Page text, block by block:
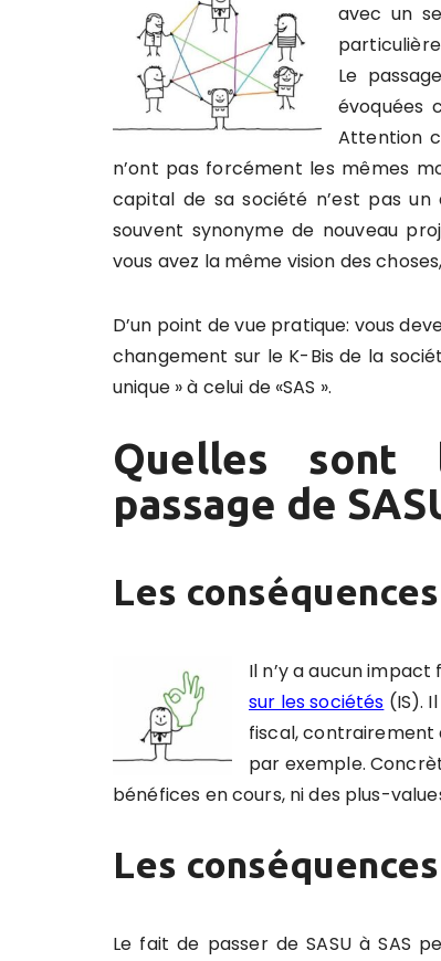
avec un
Le
évoquées
Attention
n’ont pas forcément les mêmes
capital de sa société n’est pas un
souvent synonyme de nouveau
vous avez la même vision des
D’un point de vue pratique: vous
changement sur le K-Bis de la
unique » à celui de «SAS ».
Quelles sont
passage de
Les
Il n’y a aucun impact
sur les sociétés (IS).
fiscal, contrairement
par exemple.
bénéfices en cours, ni des plus-
Les
Le fait de passer de SASU à SAS